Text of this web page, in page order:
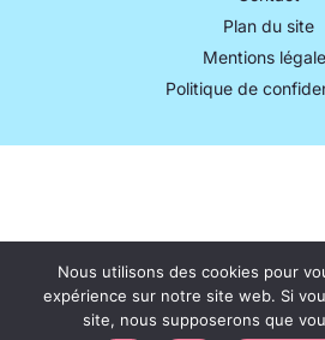
Plan du site
Mentions
Politique de
Nous utilisons des cookies pour
expérience sur notre site web. Si
site, nous supposerons que